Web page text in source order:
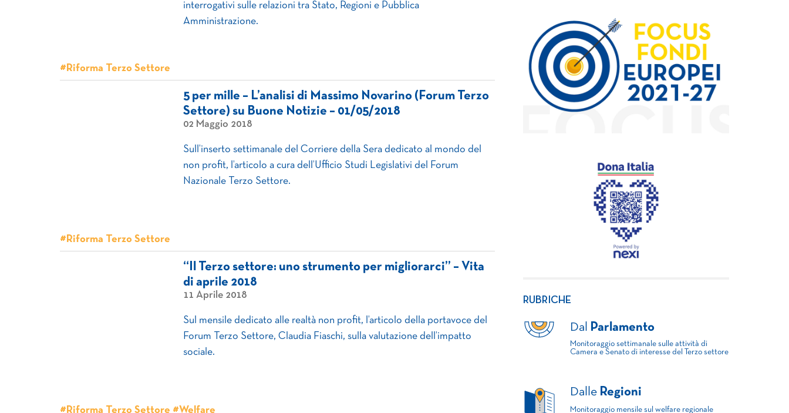
interrogativi sulle relazioni tra Stato, Regioni e Pubblica
Amministrazione.
#Riforma Terzo Settore
5 per mille – L’analisi di Massimo Novarino (Forum Terzo
Settore) su Buone Notizie – 01/05/2018
02 Maggio 2018
Sull’inserto settimanale del Corriere della Sera dedicato al mondo del
non profit, l’articolo a cura dell’Ufficio Studi Legislativi del Forum
Nazionale Terzo Settore.
#Riforma Terzo Settore
“Il Terzo settore: uno strumento per migliorarci” – Vita
di aprile 2018
11 Aprile 2018
Sul mensile dedicato alle realtà non profit, l’articolo della portavoce del
Forum Terzo Settore, Claudia Fiaschi, sulla valutazione dell’impatto
sociale.
#Riforma Terzo Settore #Welfare
RUBRICHE
Dal Parlamento
Monitoraggio settimanale sulle attività di
Camera e Senato di interesse del Terzo settore
Dalle Regioni
Monitoraggio mensile sul welfare regionale